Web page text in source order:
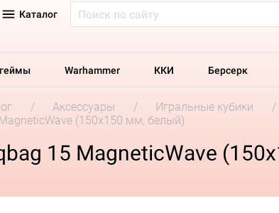
Каталог
Warhammer ККИ Берсерк
Аксессуары Игральные кубики
(150х150 мм, белый)
15 MagneticWave